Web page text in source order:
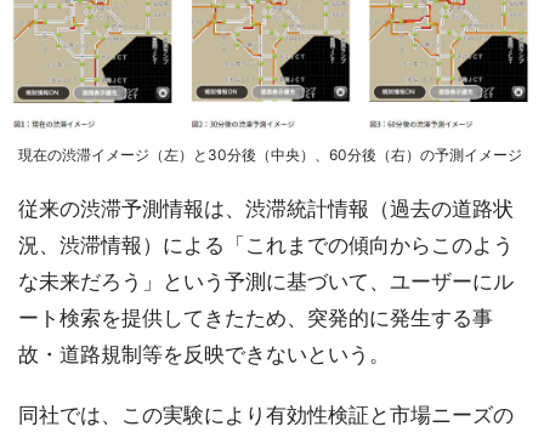
現在の渋滞イメージ（左）と30分後（中央）、60分後（右）の予測イメージ
従来の渋滞予測情報は、渋滞統計情報（過去の道路状
況、渋滞情報）による「これまでの傾向からこのよう
な未来だろう」という予測に基づいて、ユーザーにル
ート検索を提供してきたため、突発的に発生する事
故・道路規制等を反映できないという。
同社では、この実験により有効性検証と市場ニーズの